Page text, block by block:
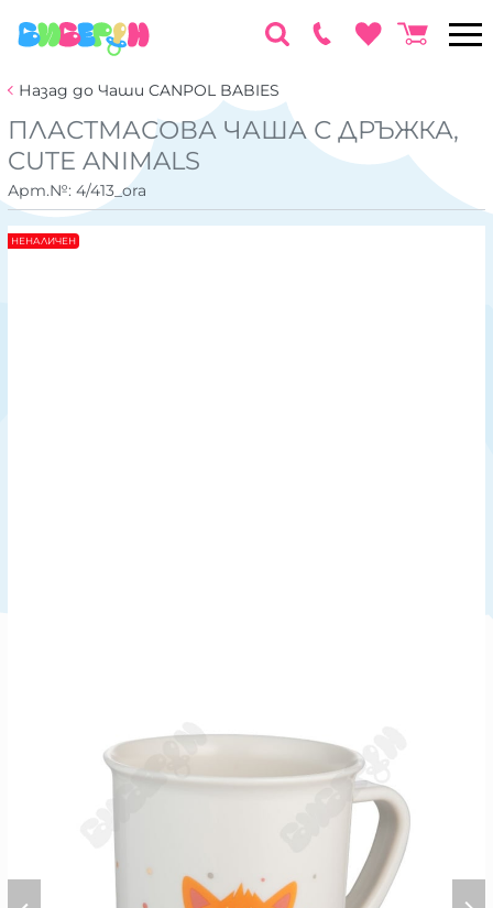
Назад до Чаши CANPOL BABIES
ПЛАСТМАСОВА ЧАША С ДРЪЖКА,
CUTE ANIMALS
Арт.№: 4/413_ora
НЕНАЛИЧЕН